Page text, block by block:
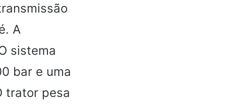
A
sistema
bar e uma
trator pesa